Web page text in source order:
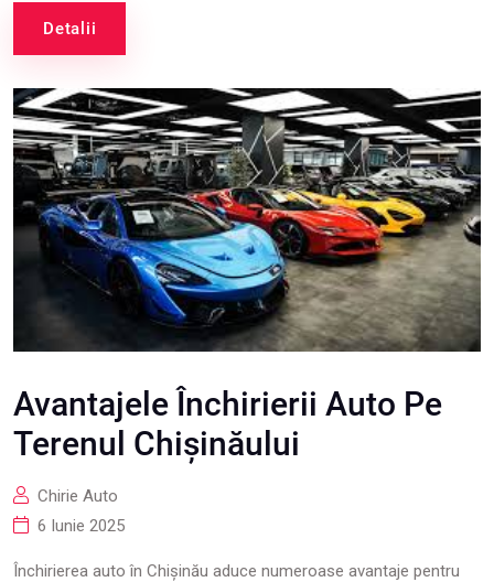
Detalii
Avantajele Închirierii Auto Pe
Terenul Chișinăului
Chirie Auto
6 Iunie 2025
Închirierea auto în Chișinău aduce numeroase avantaje pentru